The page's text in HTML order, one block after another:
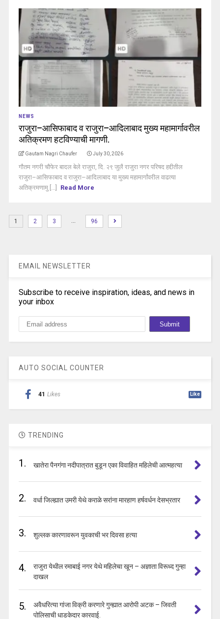
NEWS
राजुरा–आसिफाबाद व राजुरा–आदिलाबाद मुख्य महामार्गावरील
अतिक्रमण हटविण्याची मागणी.
Gautam Nagri Chaufer July 30, 2026
गौतम नगरी चौफेर बादल बेले राजुरा, दि. २९ जुलै राजुरा नगर परिषद हद्दीतील
राजुरा–आसिफाबाद व राजुरा–आदिलाबाद या मुख्य महामार्गांवरील वाढत्या
अतिक्रमणामु [...]
Read More
1 2 3 … 96
EMAIL NEWSLETTER
Subscribe to receive inspiration, ideas, and news in
your inbox
AUTO SOCIAL COUNTER
41 Likes Like
TRENDING
1. खातेरा पैनगंगा नदीपात्रात बुडून एका विवाहित महिलेची आत्महत्या
2. वर्धा जिल्ह्यात उमरी येथे कराळे सरांना मारहाण हर्षवर्धन देसभ्रतार
3. शुल्लक कारणावरून युवकाची भर दिवसा हत्या
4.
राजुरा येथील रमाबाई नगर येथे महिलेचा खून – अज्ञाता विरूध्द गुन्हा
दाखल
5.
अवैधरित्या गांजा विक्री करणारे गुन्ह्यात आरोपी अटक – जिवती
पोलिसाची धाडकेदार कारवाई.